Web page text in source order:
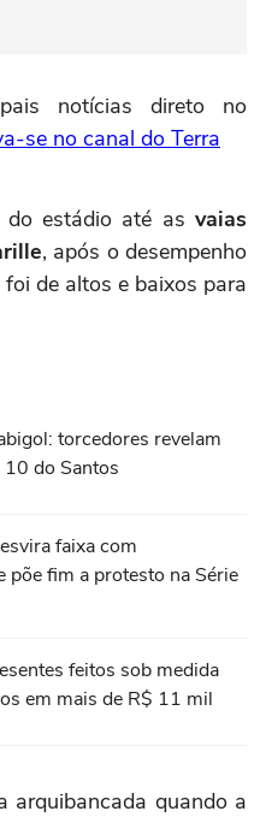
notícias direto no
se no canal do Terra
estádio até as vaias
, após o desempenho
de altos e baixos para
torcedores revelam
do Santos
faixa com
põe fim a protesto na Série
feitos sob medida
em mais de R$ 11 mil
arquibancada quando a